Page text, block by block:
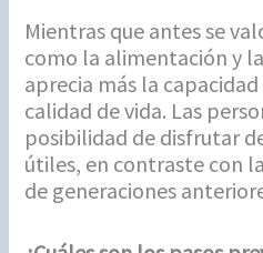
Mientras que antes se
como la alimentación y
aprecia más la
calidad de vida. Las
posibilidad de disfrutar
útiles, en contraste con
de generaciones